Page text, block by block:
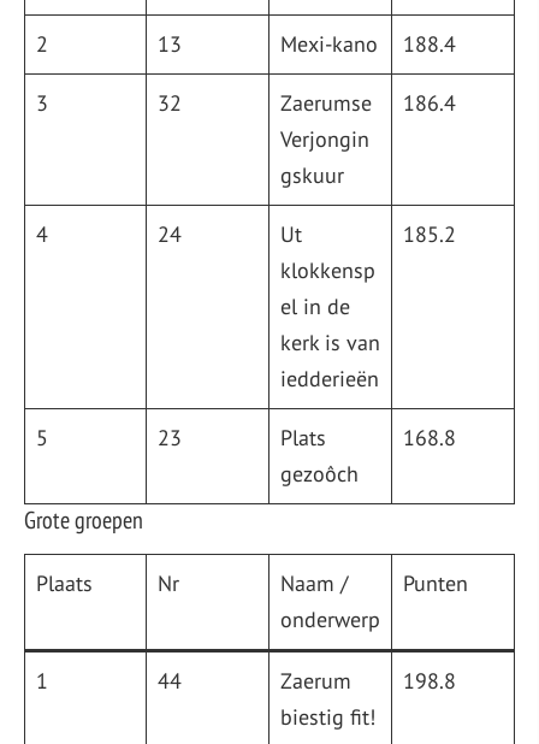
2 13 Mexi-kano 188.4
3 32
Zaerumse
Verjongin
gskuur
186.4
4 24
Ut
klokkensp
el in de
kerk is van
iedderieën
185.2
5 23
Plats
gezoôch
168.8
Grote groepen
Plaats Nr
Naam /
onderwerp
Punten
1 44
Zaerum
biestig fit!
198.8